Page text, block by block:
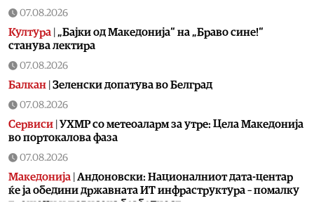
07.08.2026
Култура „Бајки од Македонија“ на „Браво сине!“
станува лектира
07.08.2026
Балкан Зеленски допатува во Белград
07.08.2026
Сервиси УХМР со метеоаларм за утре: Цела Македонија
во портокалова фаза
07.08.2026
Македонија Андоновски: Националниот дата-центар
ќе ја обедини државната ИТ инфраструктура – помалку
трошоци и повисока безбедност